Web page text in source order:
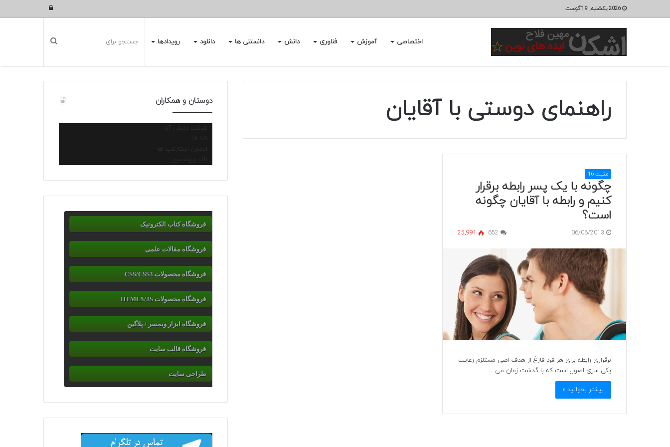
2026 یکشنبه, 9 آگوست ورود
اختصاصی آموزش فناوری دانش دانستنی ها دانلود رویدادها
راهنمای دوستی با آقایان
مثبت 16
چگونه با یک پسر رابطه برقرار
کنیم و رابطه با آقایان چگونه
است؟
06/06/2013
652
25,991
برقراری رابطه برای هر فرد فارغ از هدف اصی مستلزم رعایت
یکی سری اصول است که با گذشت زمان می…
بیشتر بخوانید »
دوستان و همکاران
شرکت دانش آرا
انجمن استارتاپ ها
نانو پروسسور
فروشگاه کتاب الکترونیک
فروشگاه مقالات علمی
فروشگاه محصولات CSS/CSS3
فروشگاه محصولات HTML5/JS
فروشگاه ابزار وبمسر / پلاگین
فروشگاه قالب سایت
طراحی سایت